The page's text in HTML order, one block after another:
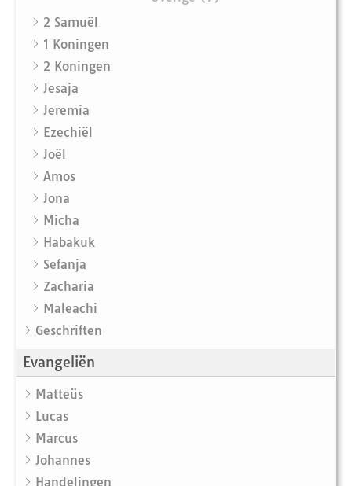
2 Samuël
1 Koningen
2 Koningen
Jesaja
Jeremia
Ezechiël
Joël
Amos
Jona
Micha
Habakuk
Sefanja
Zacharia
Maleachi
Geschriften
Evangeliën
Matteüs
Lucas
Marcus
Johannes
Handelingen